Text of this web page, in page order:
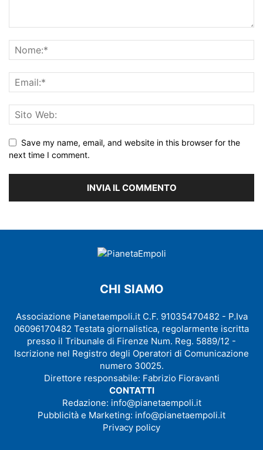
Save my name, email, and website in this browser for the
next time I comment.
CHI SIAMO
Associazione Pianetaempoli.it C.F. 91035470482 - P.Iva
06096170482 Testata giornalistica, regolarmente iscritta
presso il Tribunale di Firenze Num. Reg. 5889/12 -
Iscrizione nel Registro degli Operatori di Comunicazione
numero 30025.
Direttore responsabile: Fabrizio Fioravanti
CONTATTI
Redazione: info@pianetaempoli.it
Pubblicità e Marketing: info@pianetaempoli.it
Privacy policy